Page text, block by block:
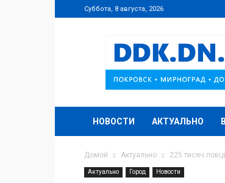
Суббота, 8 августа, 2026
DDK.DN.UA
НОВОСТИ АКТУАЛЬНО
Домой Актуально 225 тисяч
Актуально Город Новости